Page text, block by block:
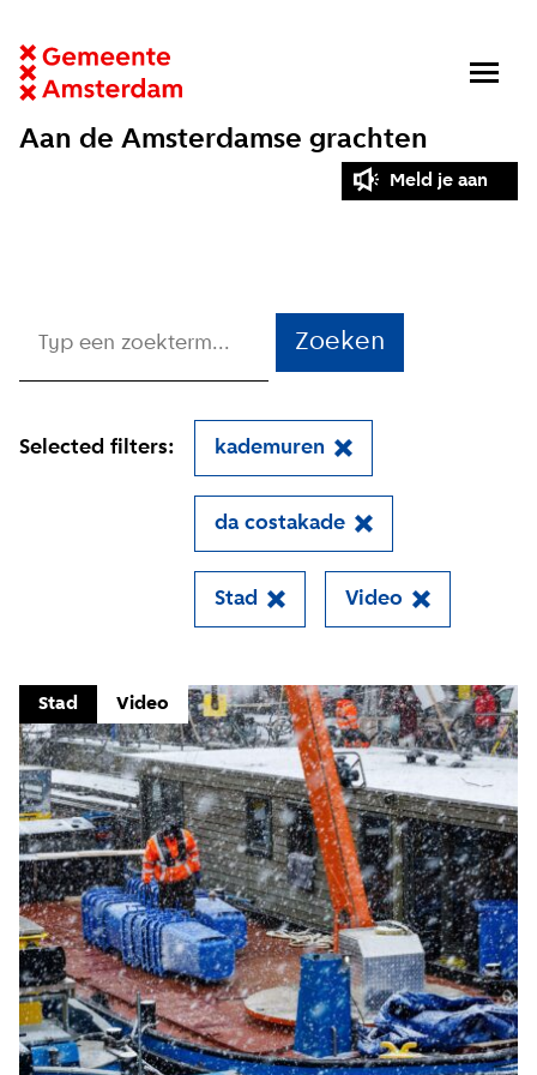
Aan de Amsterdamse grachten
Meld je aan
Meld je aan voor onze
update
Blijf moeiteloos op de hoogte van al het
reilen en zeilen rond de bruggen en
kademuren in Amsterdam. Meld je aan voor
onze updates en je mist geen verhaal!
E-mailadres
Zoeken
Selected filters: kademuren
da costakade
Stad Video
Stad Video